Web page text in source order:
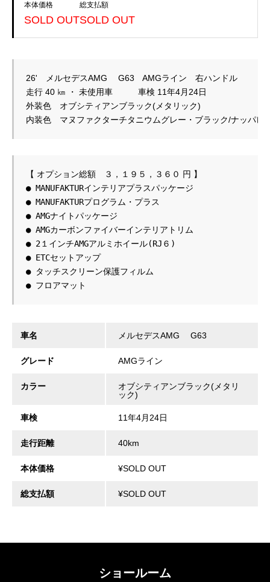
本体価格
SOLD OUT
総支払額
SOLD OUT
26'　メルセデスAMG　 G63　AMGライン　右ハンドル
走行 40 ㎞ ・ 未使用車　　　車検 11年4月24日
外装色　オブシティアンブラック(メタリック)
内装色　マヌファクターチタニウムグレー・ブラック/ナッパレ
● MANUFAKTURインテリアプラスパッケージ
● MANUFAKTURプログラム・プラス
● AMGナイトパッケージ
● AMGカーボンファイバーインテリアトリム
● 2１インチAMGアルミホイール(RJ６)
● ETCセットアップ
● タッチスクリーン保護フィルム
● フロアマット
車名 メルセデスAMG G63
グレード AMGライン
カラー
オブシティアンブラック(メタリ
ック)
車検 11年4月24日
走行距離 40km
本体価格 ¥SOLD OUT
総支払額 ¥SOLD OUT
ショールーム